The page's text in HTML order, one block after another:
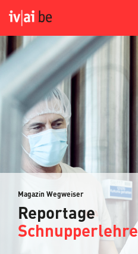
Magazin Wegweiser
Reportage
Schnupperlehre